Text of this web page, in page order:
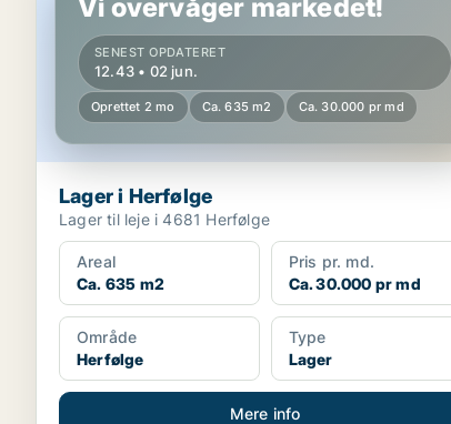
Vi overvåger markedet!
SENEST OPDATERET
12.43 • 02 jun.
Oprettet 2 mo Ca. 635 m2 Ca. 30.000 pr md
Lager i Herfølge
Lager til leje i 4681 Herfølge
Areal
Ca. 635 m2
Pris pr. md.
Ca. 30.000 pr md
Område
Herfølge
Type
Lager
Mere info